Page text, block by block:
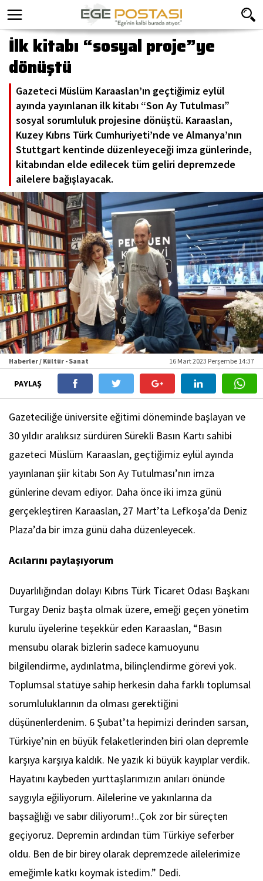
İlk kitabı “sosyal proje”ye
dönüştü
Gazeteci Müslüm Karaaslan’ın geçtiğimiz eylül
ayında yayınlanan ilk kitabı “Son Ay Tutulması”
sosyal sorumluluk projesine dönüştü. Karaaslan,
Kuzey Kıbrıs Türk Cumhuriyeti’nde ve Almanya’nın
Stuttgart kentinde düzenleyeceği imza günlerinde,
kitabından elde edilecek tüm geliri depremzede
ailelere bağışlayacak.
Haberler / Kültür - Sanat 16 Mart 2023 Perşembe 14:37
PAYLAŞ
Gazeteciliğe üniversite eğitimi döneminde başlayan ve
30 yıldır aralıksız sürdüren Sürekli Basın Kartı sahibi
gazeteci Müslüm Karaaslan, geçtiğimiz eylül ayında
yayınlanan şiir kitabı Son Ay Tutulması’nın imza
günlerine devam ediyor. Daha önce iki imza günü
gerçekleştiren Karaaslan, 27 Mart’ta Lefkoşa’da Deniz
Plaza’da bir imza günü daha düzenleyecek.
Acılarını paylaşıyorum
Duyarlılığından dolayı Kıbrıs Türk Ticaret Odası Başkanı
Turgay Deniz başta olmak üzere, emeği geçen yönetim
kurulu üyelerine teşekkür eden Karaaslan, “Basın
mensubu olarak bizlerin sadece kamuoyunu
bilgilendirme, aydınlatma, bilinçlendirme görevi yok.
Toplumsal statüye sahip herkesin daha farklı toplumsal
sorumluluklarının da olması gerektiğini
düşünenlerdenim. 6 Şubat’ta hepimizi derinden sarsan,
Türkiye’nin en büyük felaketlerinden biri olan depremle
karşıya karşıya kaldık. Ne yazık ki büyük kayıplar verdik.
Hayatını kaybeden yurttaşlarımızın anıları önünde
saygıyla eğiliyorum. Ailelerine ve yakınlarına da
başsağlığı ve sabır diliyorum!..Çok zor bir süreçten
geçiyoruz. Depremin ardından tüm Türkiye seferber
oldu. Ben de bir birey olarak depremzede ailelerimize
emeğimle katkı koymak istedim.” Dedi.